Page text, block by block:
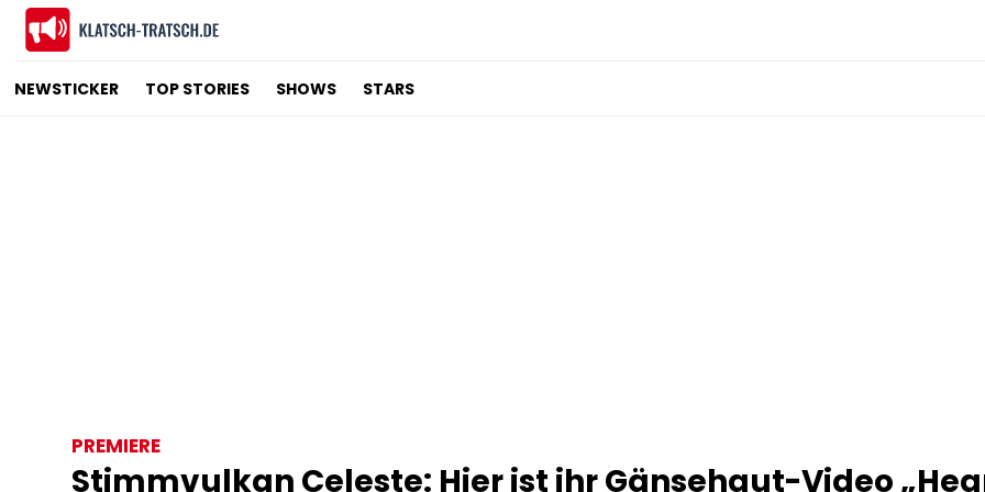
NEWSTICKER TOP STORIES SHOWS STARS
PREMIERE
Stimmvulkan Celeste: Hier ist ihr Gänsehaut-Video